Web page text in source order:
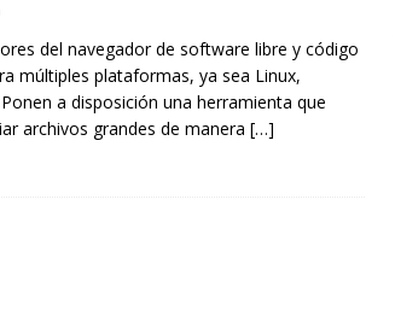
del navegador de software libre y código
múltiples plataformas, ya sea Linux,
a disposición una herramienta que
archivos grandes de manera […]